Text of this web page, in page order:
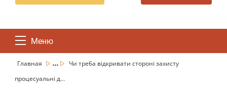
Меню
Главная ...
Чи треба відкривати стороні захисту
процесуальні д...